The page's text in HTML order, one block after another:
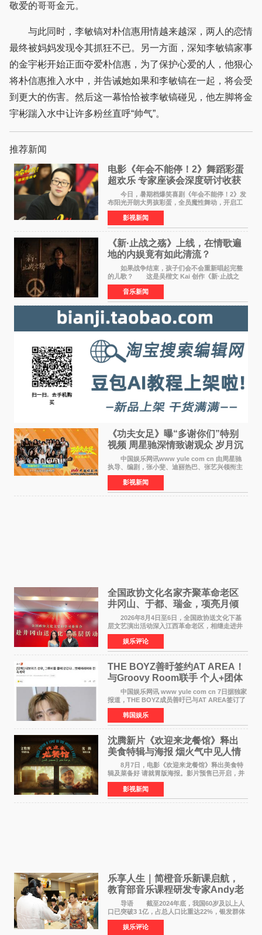
敬爱的哥哥金元。
与此同时，李敏镐对朴信惠用情越来越深，两人的恋情
最终被妈妈发现令其抓狂不已。另一方面，深知李敏镐家事
的金宇彬开始正面夺爱朴信惠，为了保护心爱的人，他狠心
将朴信惠推入水中，并告诫她如果和李敏镐在一起，将会受
到更大的伤害。然后这一幕恰恰被李敏镐碰见，他左脚将金
宇彬踹入水中让许多粉丝直呼“帅气”。
推荐新闻
电影《年会不能停！2》舞蹈彩蛋
超欢乐 专家座谈会深度研讨收获
满满
今日，暑期档爆笑喜剧《年会不能停！2》发
布阳光开朗大男孩彩蛋，全员魔性舞动，开启工
位狂欢模式。影片于昨日同步举办专家座谈会，
导演董润年、总制片人应萝佳出席现场，与一众
业内、学界专家
影视新闻
《新·止战之殇》上线，在情歌遍
地的内娱竟有如此清流？
如果战争结束，孩子们会不会重新唱起完整
的儿歌？ 这是吴楷文 Kai 创作《新·止战之
殇》时最初的想法。 从伊朗相关冲突引发的
地区局势，到世界各地仍在发生的动荡与不安，
战争从来不只
音乐新闻
《功夫女足》曝“多谢你们”特别
视频 周星驰深情致谢观众 岁月沉
淀不灭初心
中国娱乐网讯www yule com cn 由周星驰
执导、编剧，张小斐、迪丽热巴、张艺兴领衔主
演，刘嘉玲、佐藤健特别出演，艾米、雪野、蔡
思贝、胡予安、倪好特别介绍的喜剧电影《功夫
女足》释出多谢你
影视新闻
全国政协文化名家齐聚革命老区
井冈山、于都、瑞金，项亮月倾
情献唱《桃花谣》致敬红色沃土
2026年8月4日至6日，全国政协送文化下基
层文艺演出活动深入江西革命老区，相继走进井
冈山、于都长征出发地、瑞金三地。由全国政协
文化文史和学习委员会副主任、甘肃省政协原主
席欧阳坚率团，一
娱乐评论
THE BOYZ善旴签约AT AREA！
与Groovy Room联手 个人+团体
活动并行
中国娱乐网讯 www yule com cn 7日据独家
报道，THE BOYZ成员善旴已与AT AREA签订了
专属合约。AT AREA是由知名制作人组合
Groovy Room创立的hip-hop厂牌，旗下拥有多
位实力派音乐人，在韩
韩国娱乐
沈腾新片《欢迎来龙餐馆》释出
美食特辑与海报 烟火气中见人情
温暖
8月7日，电影《欢迎来龙餐馆》释出美食特
辑及菜备好 请就胃版海报。影片预售已开启，并
将于8月8日至10日14:00-21:00举行全国超前点
映。电影《欢迎来龙餐馆》作为战争美食喜剧大
片，讲述了中国
影视新闻
乐享人生｜简橙音乐新课启航，
教育部音乐课程研发专家Andy老
师重磅入驻领航银龄琴声
导语 截至2024年底，我国60岁及以上人
口已突破3 1亿，占总人口比重达22%，银发群体
的精神文化需求日益凸显。2024年1月，国务院办
公厅印发《关于发展银发经济增进老年人福祉的
娱乐评论